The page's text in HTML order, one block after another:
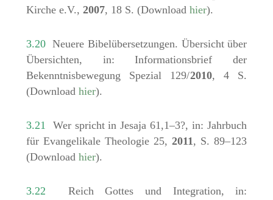
Kirche e.V., 2007, 18 S. (Download hier).
3.20Neuere Bibelübersetzungen. Übersicht über
Übersichten, in: Informationsbrief der
Bekenntnisbewegung Spezial 129/2010, 4 S.
(Download hier).
3.21 Wer spricht in Jesaja 61,1–3?, in: Jahrbuch
für Evangelikale Theologie 25,2011, S. 89–123
(Download hier).
3.22 Reich Gottes und Integration, in: